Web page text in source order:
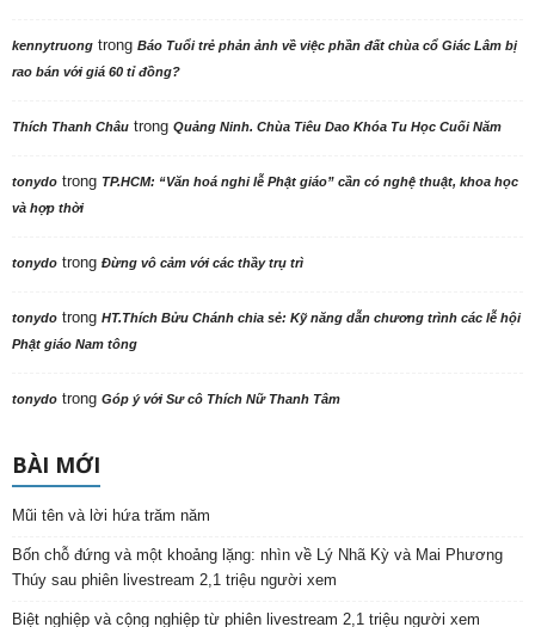
kennytruong trong Báo Tuổi trẻ phản ảnh về việc phần đất chùa cổ Giác Lâm bị
rao bán với giá 60 tỉ đồng?
Thích Thanh Châu trong Quảng Ninh. Chùa Tiêu Dao Khóa Tu Học Cuối Năm
tonydo trong TP.HCM: “Văn hoá nghi lễ Phật giáo” cần có nghệ thuật, khoa học
và hợp thời
tonydo trong Đừng vô cảm với các thầy trụ trì
tonydo trong HT.Thích Bửu Chánh chia sẻ: Kỹ năng dẫn chương trình các lễ hội
Phật giáo Nam tông
tonydo trong Góp ý với Sư cô Thích Nữ Thanh Tâm
BÀI MỚI
Mũi tên và lời hứa trăm năm
Bốn chỗ đứng và một khoảng lặng: nhìn về Lý Nhã Kỳ và Mai Phương
Thúy sau phiên livestream 2,1 triệu người xem
Biệt nghiệp và cộng nghiệp từ phiên livestream 2,1 triệu người xem